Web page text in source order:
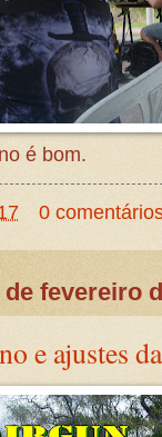
é bom.
0
fevereiro
e ajustes